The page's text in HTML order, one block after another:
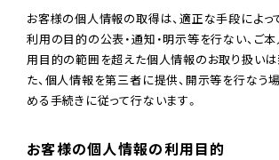
お客様の個人情報の取得は、適正な手段によっ
利用の目的の公表・通知・明示等を行ない、ご本
用目的の範囲を超えた個人情報のお取り扱いは
た、個人情報を第三者に提供、開示等を行なう
める手続きに従って行ないます。
お客様の個人情報の利用目的